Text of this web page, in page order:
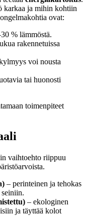
karkaa ja mihin kohtiin
ovat:
% lämmöstä.
rakennetuissa
voi nousta
tai huonosti
toimenpiteet
vaihtoehto riippuu
– perinteinen ja tehokas
– ekologinen
ja täyttää kolot